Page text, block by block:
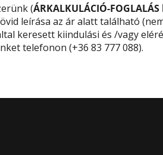
(ÁRKALKULÁCIÓ-
leírása az ár alatt található
keresett kiindulási és /vagy
telefonon (+36 83 777 088).